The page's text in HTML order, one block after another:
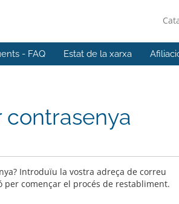
- FAQ Estat de la xarxa
contrasenya
Introduïu la vostra adreça de correu
per començar el procés de restabliment.